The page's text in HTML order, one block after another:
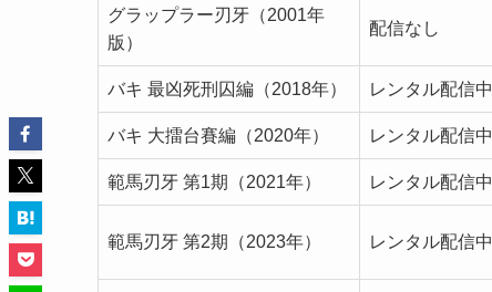
グラップラー刃牙（2001年
版）
配信なし
バキ 最凶死刑囚編（2018年） レンタル配信中
バキ 大擂台賽編（2020年） レンタル配信中
範馬刃牙 第1期（2021年） レンタル配信中
範馬刃牙 第2期（2023年） レンタル配信中